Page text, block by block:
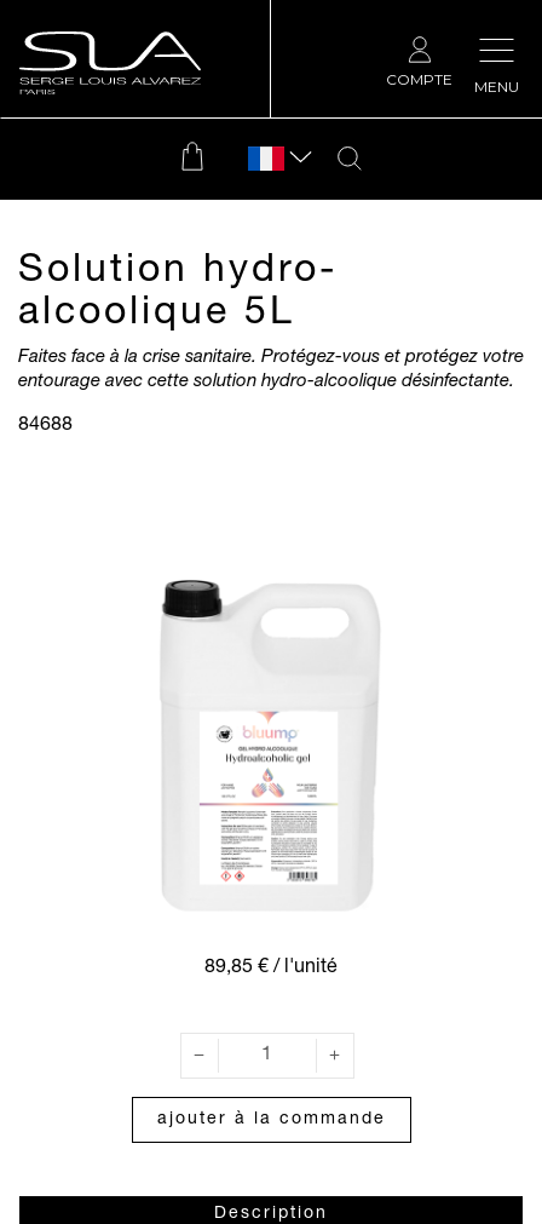
MENU
COMPTE
Solution hydro-
alcoolique 5L
Faites face à la crise sanitaire. Protégez-vous et protégez votre
entourage avec cette solution hydro-alcoolique désinfectante.
84688
89,85 €/ l'unité
ajouter à la commande
Description